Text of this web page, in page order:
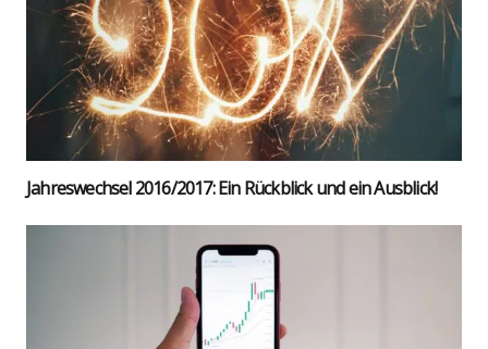
Jah­res­wech­sel 2016/2017: Ein Rück­blick und ein Aus­blick!